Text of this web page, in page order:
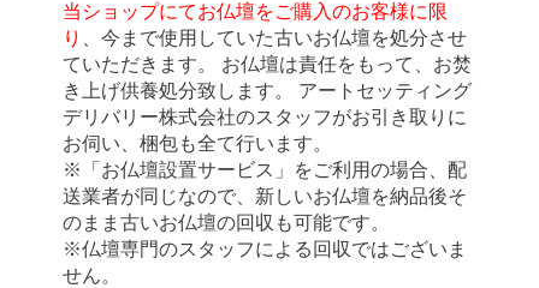
当ショップにてお仏壇をご購入のお客様に限
り 、今まで使用していた古いお仏壇を処分させ
ていただきます。 お仏壇は責任をもって、お焚
き上げ供養処分致します。 アートセッティング
デリバリー株式会社のスタッフがお引き取りに
お伺い、梱包も全て行います。
※「お仏壇設置サービス」をご利用の場合、配
送業者が同じなので、新しいお仏壇を納品後そ
のまま古いお仏壇の回収も可能です。
※仏壇専門のスタッフによる回収ではございま
せん。